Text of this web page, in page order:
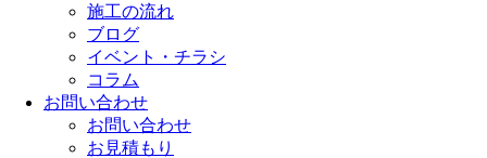
施工の流れ
ブログ
イベント・チラシ
コラム
お問い合わせ
お問い合わせ
お見積もり